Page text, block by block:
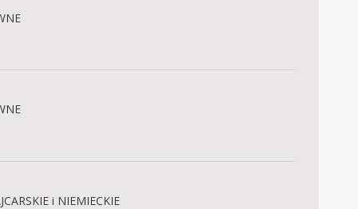
i NIEMIECKIE